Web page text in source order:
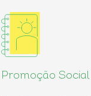
Promoção Social